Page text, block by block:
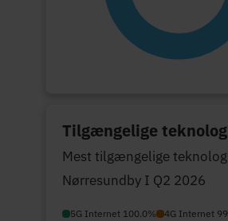
Tilgængelige
Mest tilgængelige
Nørresundby I Q2 2026
5G Internet 100.0%
4G Internet